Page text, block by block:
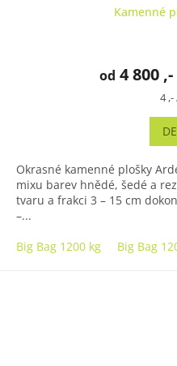
Kamenné
od 4 800 ,-
4
Okrasné kamenné plošky
mixu barev hnědé, šedé a
tvaru a frakci 3 – 15 cm
–...
Big Bag 1200 kg
Big Bag